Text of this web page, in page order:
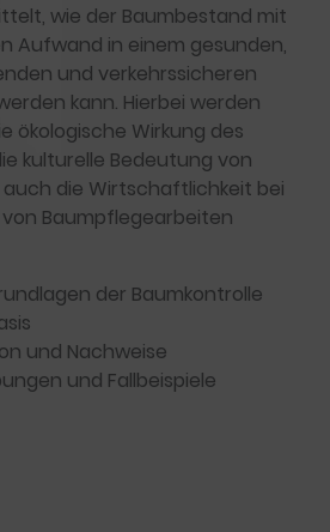
wie der Baumbestand mit
Aufwand in einem gesunden,
und verkehrssicheren
kann. Hierbei werden
ökologische Wirkung des
kulturelle Bedeutung von
auch die Wirtschaftlichkeit bei
Baumpflegearbeiten
der Baumkontrolle
und Nachweise
und Fallbeispiele